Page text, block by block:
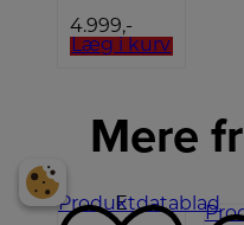
4.999,-
Læg i kurv
Mere
E
Produktdatablad